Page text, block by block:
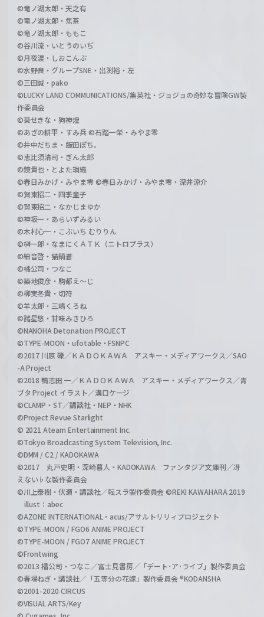
©竜ノ湖太郎・天之有
©竜ノ湖太郎・焦茶
©竜ノ湖太郎・ももこ
©谷川流・いとうのいぢ
©月夜涙・しおこんぶ
©水野良・グループSNE・出渕裕・左
©三田誠・pako
©LUCKY LAND COMMUNICATIONS/集英社・ジョジョの奇妙な冒険GW製
作委員会
©葵せきな・狗神煌
©あざの耕平・すみ兵 ©石踏一榮・みやま零
©井中だちま・飯田ぽち。
©恵比須清司・ぎん太郎
©鏡貴也・とよた瑣織
©春日みかげ・みやま零 ©春日みかげ・みやま零・深井涼介
©賀東招二・四季童子
©賀東招二・なかじまゆか
©神坂一・あらいずみるい
©木村心一・こぶいち むりりん
©榊一郎・なまにくＡＴＫ（ニトロプラス）
©細音啓・猫鍋蒼
©橘公司・つなこ
©築地俊彦・駒都え～じ
©柳実冬貴・切符
©羊太郎・三嶋くろね
©諸星悠・甘味みきひろ
©NANOHA Detonation PROJECT
©TYPE-MOON・ufotable・FSNPC
©2017 川原 礫／ＫＡＤＯＫＡＷＡ アスキー・メディアワークス／SAO
-A Project
©2018 鴨志田 一／ＫＡＤＯＫＡＷＡ アスキー・メディアワークス／青
ブタ Project イラスト／溝口ケージ
©CLAMP・ST／講談社・NEP・NHK
©Project Revue Starlight
© 2021 Ateam Entertainment Inc.
©Tokyo Broadcasting System Television, Inc.
©DMM / C2 / KADOKAWA
©2017 丸戸史明・深崎暮人・KADOKAWA ファンタジア文庫刊／冴
えない♭な製作委員会
©川上泰樹・伏瀬・講談社／転スラ製作委員会 ©REKI KAWAHARA 2019
illust：abec
©AZONE INTERNATIONAL・acus/アサルトリリィプロジェクト
©TYPE-MOON / FGO6 ANIME PROJECT
©TYPE-MOON / FGO7 ANIME PROJECT
©Frontwing
©2013 橘公司・つなこ／富士見書房／「デート･ア･ライブ」製作委員会
©春場ねぎ・講談社／「五等分の花嫁」製作委員会 ®KODANSHA
©2001-2020 CIRCUS
©VISUAL ARTS/Key